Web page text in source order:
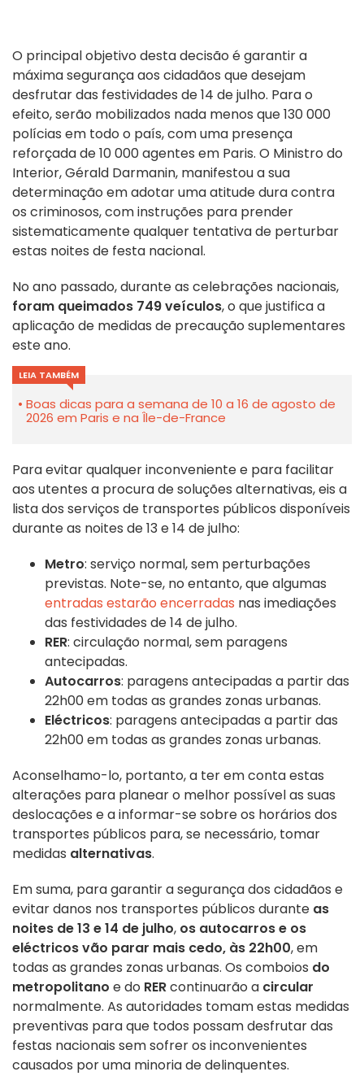
O principal objetivo desta decisão é garantir a
máxima segurança aos cidadãos que desejam
desfrutar das festividades de 14 de julho. Para o
efeito, serão mobilizados nada menos que 130 000
polícias em todo o país, com uma presença
reforçada de 10 000 agentes em Paris. O Ministro do
Interior, Gérald Darmanin, manifestou a sua
determinação em adotar uma atitude dura contra
os criminosos, com instruções para prender
sistematicamente qualquer tentativa de perturbar
estas noites de festa nacional.
No ano passado, durante as celebrações nacionais,
foram queimados 749 veículos, o que justifica a
aplicação de medidas de precaução suplementares
este ano.
LEIA TAMBÉM
Boas dicas para a semana de 10 a 16 de agosto de
2026 em Paris e na Île-de-France
Para evitar qualquer inconveniente e para facilitar
aos utentes a procura de soluções alternativas, eis a
lista dos serviços de transportes públicos disponíveis
durante as noites de 13 e 14 de julho:
Metro: serviço normal, sem perturbações
previstas. Note-se, no entanto, que algumas
entradas estarão encerradas nas imediações
das festividades de 14 de julho.
RER: circulação normal, sem paragens
antecipadas.
Autocarros: paragens antecipadas a partir das
22h00 em todas as grandes zonas urbanas.
Eléctricos: paragens antecipadas a partir das
22h00 em todas as grandes zonas urbanas.
Aconselhamo-lo, portanto, a ter em conta estas
alterações para planear o melhor possível as suas
deslocações e a informar-se sobre os horários dos
transportes públicos para, se necessário, tomar
medidas alternativas.
Em suma, para garantir a segurança dos cidadãos e
evitar danos nos transportes públicos durante as
noites de 13 e 14 de julho, os autocarros e os
eléctricos vão parar mais cedo, às 22h00, em
todas as grandes zonas urbanas. Os comboios do
metropolitano e do RERcontinuarão a circular
normalmente. As autoridades tomam estas medidas
preventivas para que todos possam desfrutar das
festas nacionais sem sofrer os inconvenientes
causados por uma minoria de delinquentes.